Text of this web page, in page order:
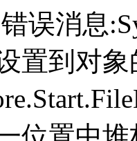
误消息
置到对